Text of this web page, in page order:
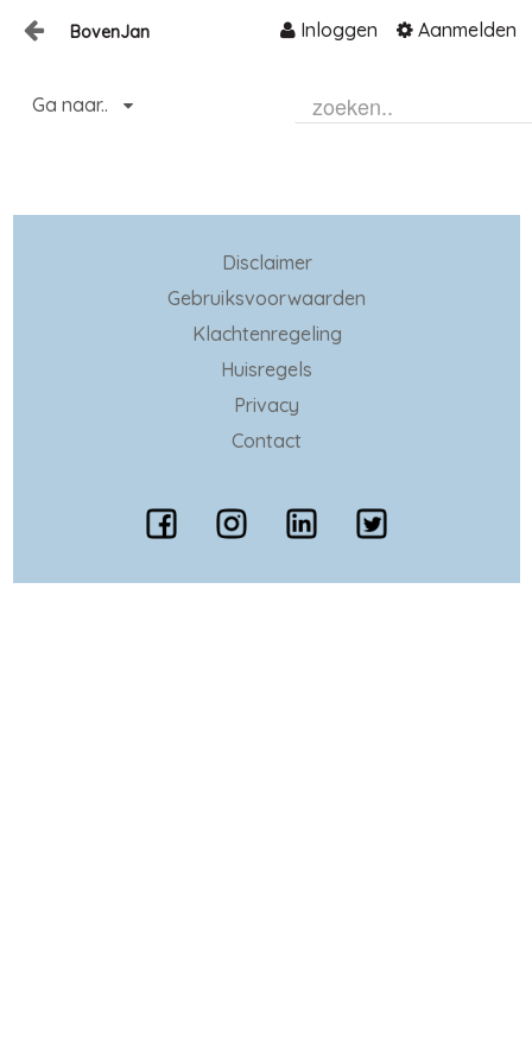
Inloggen Aanmelden
BovenJan
Home
Ga naar..
Disclaimer
Gebruiksvoorwaarden
Klachtenregeling
Huisregels
Privacy
Contact